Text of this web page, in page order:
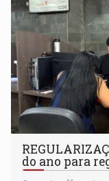
do ano para